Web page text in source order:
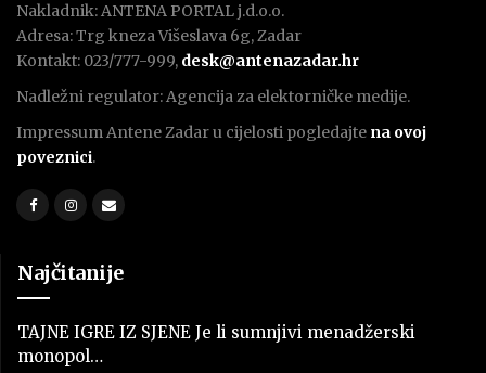
Nakladnik: ANTENA PORTAL j.d.o.o.
Adresa: Trg kneza Višeslava 6g, Zadar
Kontakt: 023/777-999, desk@antenazadar.hr
Nadležni regulator: Agencija za elektorničke medije.
Impressum Antene Zadar u cijelosti pogledajte na ovoj
poveznici.
Najčitanije
TAJNE IGRE IZ SJENE Je li sumnjivi menadžerski
monopol…